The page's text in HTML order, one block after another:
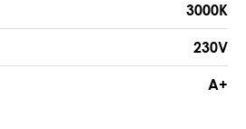
3000K
230V
A+